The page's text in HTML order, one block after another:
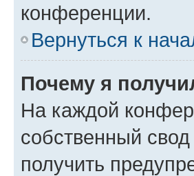
конференции.
Вернуться к
Почему я
На каждой
собственный
получить